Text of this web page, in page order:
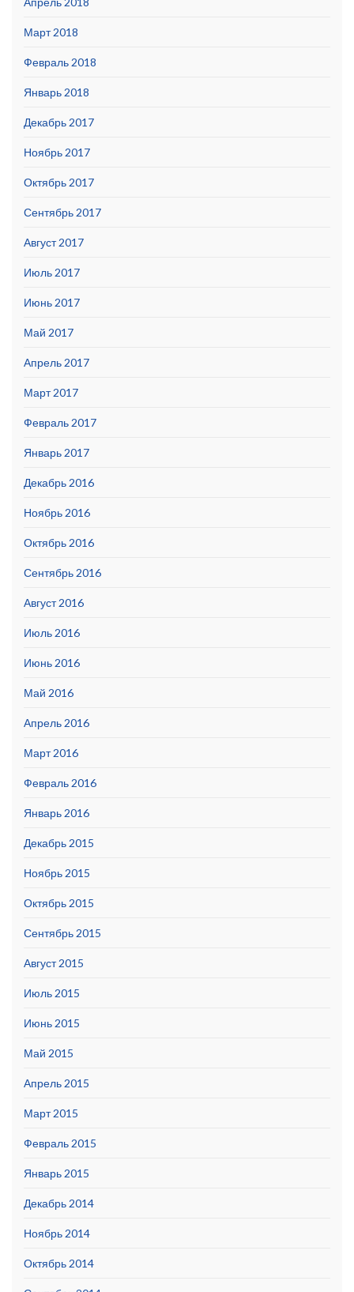
Март 2018
Февраль 2018
Январь 2018
Декабрь 2017
Ноябрь 2017
Октябрь 2017
Сентябрь 2017
Август 2017
Июль 2017
Июнь 2017
Май 2017
Апрель 2017
Март 2017
Февраль 2017
Январь 2017
Декабрь 2016
Ноябрь 2016
Октябрь 2016
Сентябрь 2016
Август 2016
Июль 2016
Июнь 2016
Май 2016
Апрель 2016
Март 2016
Февраль 2016
Январь 2016
Декабрь 2015
Ноябрь 2015
Октябрь 2015
Сентябрь 2015
Август 2015
Июль 2015
Июнь 2015
Май 2015
Апрель 2015
Март 2015
Февраль 2015
Январь 2015
Декабрь 2014
Ноябрь 2014
Октябрь 2014